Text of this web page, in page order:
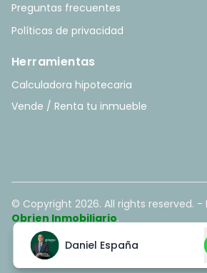
Daniel España
Daniel España
Preguntas frecuentes
Políticas de privacidad
Herramientas
Calculadora hipotecaria
Vende / Renta tu inmueble
© Copyright 2026. All rights reserved.
Obrien Inmobiliario.